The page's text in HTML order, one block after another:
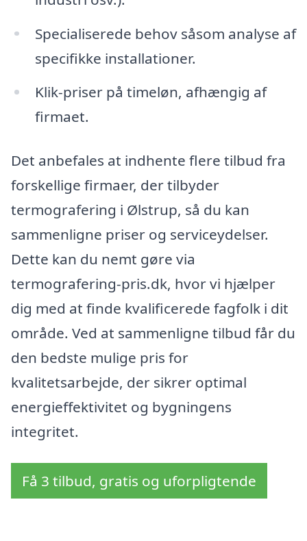
Specialiserede behov såsom analyse af
specifikke installationer.
Klik-priser på timeløn, afhængig af
firmaet.
Det anbefales at indhente flere tilbud fra
forskellige firmaer, der tilbyder
termografering i Ølstrup, så du kan
sammenligne priser og serviceydelser.
Dette kan du nemt gøre via
termografering-pris.dk, hvor vi hjælper
dig med at finde kvalificerede fagfolk i dit
område. Ved at sammenligne tilbud får du
den bedste mulige pris for
kvalitetsarbejde, der sikrer optimal
energieffektivitet og bygningens
integritet.
Få 3 tilbud, gratis og uforpligtende